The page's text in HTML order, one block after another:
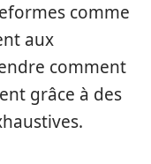
comme
aux
comment
grâce à des